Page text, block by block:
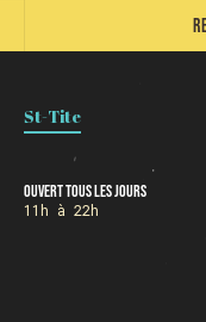
St-Tite
Ouvert tous les jours
11h à 22h